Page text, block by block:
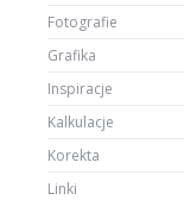
Fotografie
Grafika
Inspiracje
Kalkulacje
Korekta
Linki